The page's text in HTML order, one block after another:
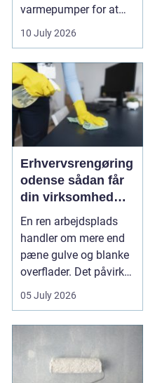
varmepumper for at
sænke
varmeregningen og få
et sunde...
10 July 2026
Erhvervsrengøring
odense sådan får
din virksomhed
mest værdi for
pengene
En ren arbejdsplads
handler om mere end
pæne gulve og blanke
overflader. Det påvirker
både arbejdsmi...
05 July 2026